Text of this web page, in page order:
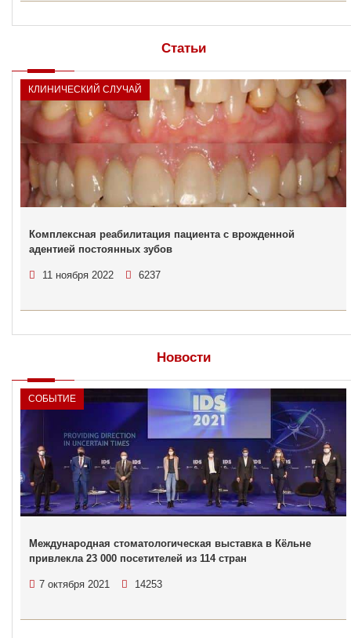
Статьи
КЛИНИЧЕСКИЙ СЛУЧАЙ
Комплексная реабилитация пациента с врожденной
адентией постоянных зубов
11 ноября 2022 6237
Новости
СОБЫТИЕ
Международная стоматологическая выставка в Кёльне
привлекла 23 000 посетителей из 114 стран
7 октября 2021 14253